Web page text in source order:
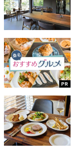
PR